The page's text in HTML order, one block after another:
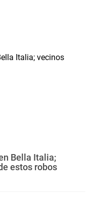
Bella Italia;
estos robos